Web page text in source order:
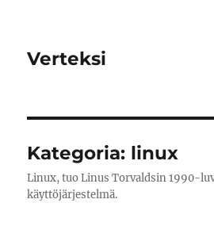
Verteksi
Kategoria: linux
Linux, tuo Linus Torvaldsin 1990-
käyttöjärjestelmä.